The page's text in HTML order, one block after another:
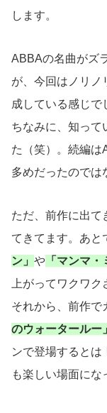
します。
ABBAの名曲がズ
が、今回はノリノ
成している感じで
ちなみに、知って
た（笑）。続編は
多めだったのでは
ただ、前作に出て
てきてます。あと
ン」 や 「マンマ・
上がってワクワ
それから、前作で
のウォータールー」
ンで登場するとは
も楽しい場面にな